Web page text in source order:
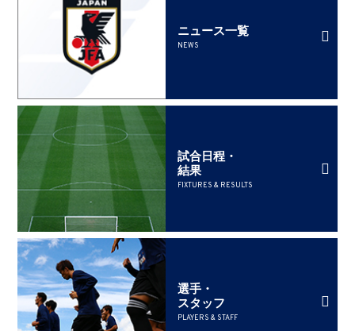
ニュース一覧
NEWS
試合日程・
結果
FIXTURES & RESULTS
選手・
スタッフ
PLAYERS & STAFF